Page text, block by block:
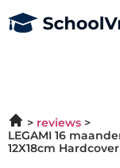
reviews
LEGAMI 16
12X18cm